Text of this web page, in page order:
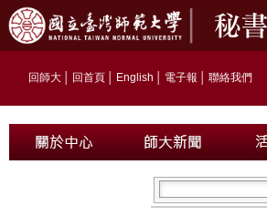
回師大 回首頁 English 電子報 聯絡我們